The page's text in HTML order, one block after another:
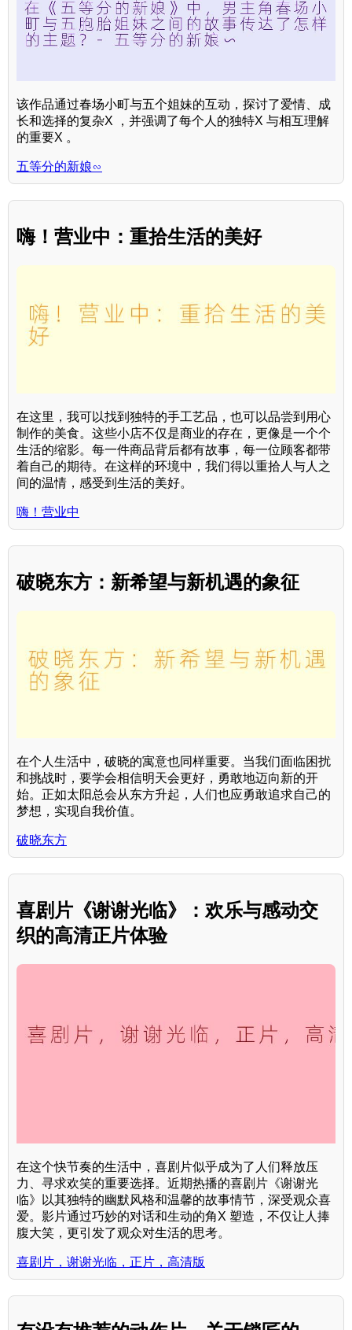
该作品通过春场小町与五个姐妹的互动，探讨了爱情、成
长和选择的复杂X ，并强调了每个人的独特X 与相互理解
的重要X 。
五等分的新娘∽
嗨！营业中：重拾生活的美好
在这里，我可以找到独特的手工艺品，也可以品尝到用心
制作的美食。这些小店不仅是商业的存在，更像是一个个
生活的缩影。每一件商品背后都有故事，每一位顾客都带
着自己的期待。在这样的环境中，我们得以重拾人与人之
间的温情，感受到生活的美好。
嗨！营业中
破晓东方：新希望与新机遇的象征
在个人生活中，破晓的寓意也同样重要。当我们面临困扰
和挑战时，要学会相信明天会更好，勇敢地迈向新的开
始。正如太阳总会从东方升起，人们也应勇敢追求自己的
梦想，实现自我价值。
破晓东方
喜剧片《谢谢光临》：欢乐与感动交
织的高清正片体验
在这个快节奏的生活中，喜剧片似乎成为了人们释放压
力、寻求欢笑的重要选择。近期热播的喜剧片《谢谢光
临》以其独特的幽默风格和温馨的故事情节，深受观众喜
爱。影片通过巧妙的对话和生动的角X 塑造，不仅让人捧
腹大笑，更引发了观众对生活的思考。
喜剧片，谢谢光临，正片，高清版